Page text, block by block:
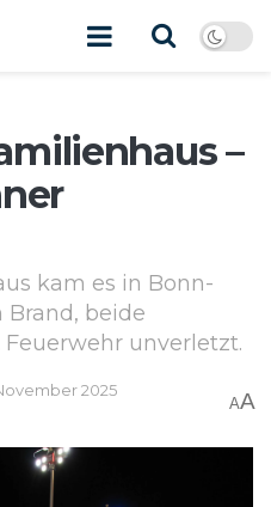
–
kam es in Bonn-
beide
unverletzt.
2025
AA